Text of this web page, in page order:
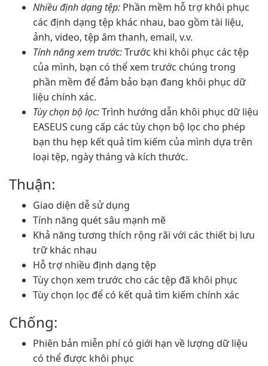
Nhiều định dạng tệp: Phần mềm hỗ trợ khôi phục
các định dạng tệp khác nhau, bao gồm tài liệu,
ảnh, video, tệp âm thanh, email, v.v.
Tính năng xem trước:Trước khi khôi phục các tệp
của mình, bạn có thể xem trước chúng trong
phần mềm để đảm bảo bạn đang khôi phục dữ
liệu chính xác.
Tùy chọn bộ lọc:Trình hướng dẫn khôi phục dữ liệu
EASEUS cung cấp các tùy chọn bộ lọc cho phép
bạn thu hẹp kết quả tìm kiếm của mình dựa trên
loại tệp, ngày tháng và kích thước.
Thuận:
Giao diện dễ sử dụng
Tính năng quét sâu mạnh mẽ
Khả năng tương thích rộng rãi với các thiết bị lưu
trữ khác nhau
Hỗ trợ nhiều định dạng tệp
Tùy chọn xem trước cho các tệp đã khôi phục
Tùy chọn lọc để có kết quả tìm kiếm chính xác
Chống:
Phiên bản miễn phí có giới hạn về lượng dữ liệu
có thể được khôi phục